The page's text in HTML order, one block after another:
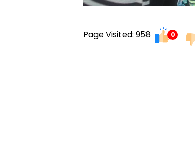
Page Visited: 958 0